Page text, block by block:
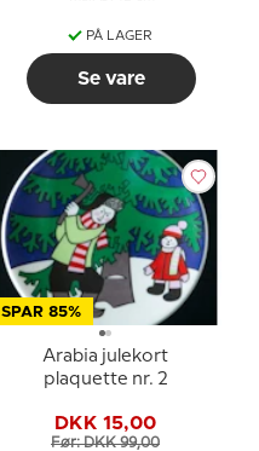
PÅ LAGER
Se vare
SPAR 85%
Arabia julekort
plaquette nr. 2
DKK 15,00
Før: DKK 99,00